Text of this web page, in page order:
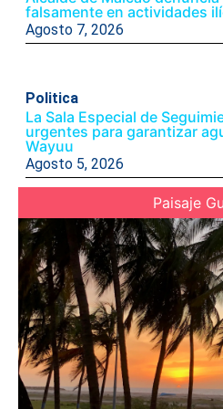
falsamente en actividades
Agosto 7, 2026
Politica
La Sala Especial de
urgentes para garantizar
Wayuu
Agosto 5, 2026
Paisaje